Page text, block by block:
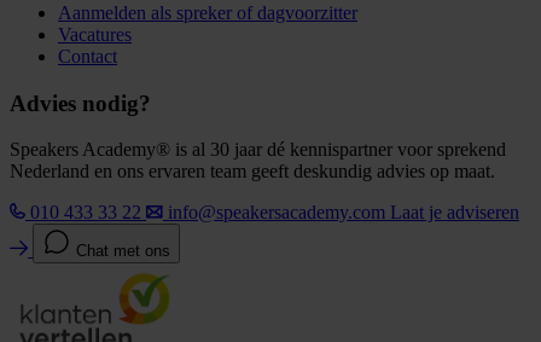
Aanmelden als spreker of dagvoorzitter
Vacatures
Contact
Advies nodig?
Speakers Academy® is al 30 jaar dé kennispartner voor sprekend
Nederland en ons ervaren team geeft deskundig advies op maat.
010 433 33 22
info@speakersacademy.com Laat je adviseren
Chat met ons